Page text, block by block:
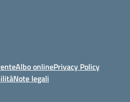
Albo onlinePrivacy Policy
Note legali